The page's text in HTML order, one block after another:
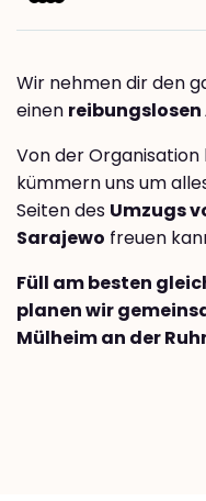
Wir nehmen dir den
einen
Von der
kümmern uns um
Seiten des Umzugs
Sarajewo freuen
Füll am besten
planen wir
Mülheim an der